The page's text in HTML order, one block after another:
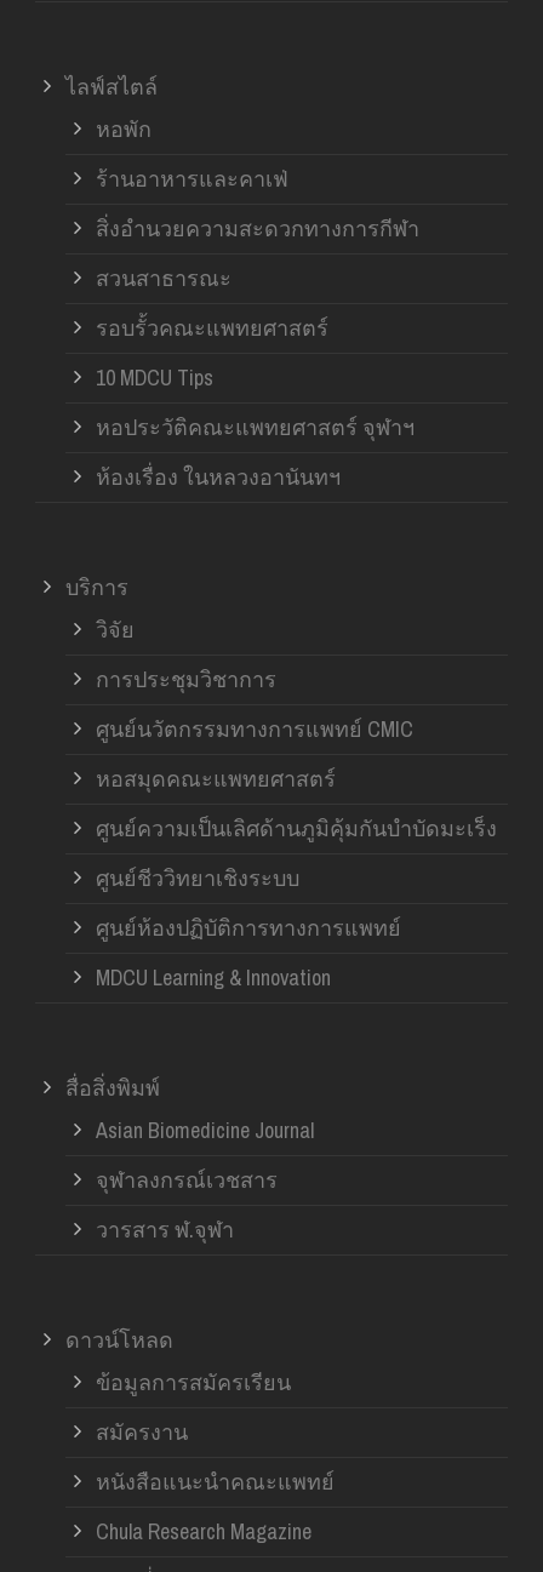
ไลฟ์สไตล์
หอพัก
ร้านอาหารและคาเฟ่
สิ่งอำนวยความสะดวกทางการกีฬา
สวนสาธารณะ
รอบรั้วคณะแพทยศาสตร์
10 MDCU Tips
หอประวัติคณะแพทยศาสตร์ จุฬาฯ
ห้องเรื่อง ในหลวงอานันทฯ
บริการ
วิจัย
การประชุมวิชาการ
ศูนย์นวัตกรรมทางการแพทย์ CMIC
หอสมุดคณะแพทยศาสตร์
ศูนย์ความเป็นเลิศด้านภูมิคุ้มกันบำบัดมะเร็ง
ศูนย์ชีววิทยาเชิงระบบ
ศูนย์ห้องปฏิบัติการทางการแพทย์
MDCU Learning & Innovation
สื่อสิ่งพิมพ์
Asian Biomedicine Journal
จุฬาลงกรณ์เวชสาร
วารสาร ฬ.จุฬา
ดาวน์โหลด
ข้อมูลการสมัครเรียน
สมัครงาน
หนังสือแนะนำคณะแพทย์
Chula Research Magazine